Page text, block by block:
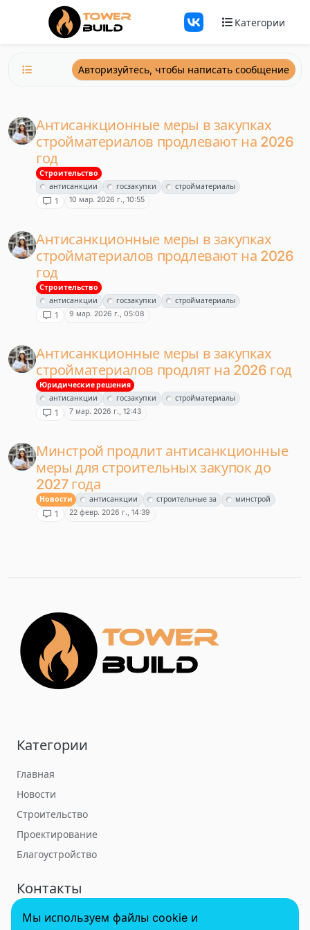
Перейти к содержанию
Категории
Авторизуйтесь, чтобы написать сообщение
Антисанкционные меры в закупках
стройматериалов продлевают на 2026
год
Строительство
антисанкции
госзакупки стройматериалы
1 10 мар. 2026 г., 10:55
Антисанкционные меры в закупках
стройматериалов продлевают на 2026
год
Строительство
антисанкции
госзакупки стройматериалы
1 9 мар. 2026 г., 05:08
Антисанкционные меры в закупках
стройматериалов продлят на 2026 год
Юридические решения
антисанкции
госзакупки стройматериалы
1 7 мар. 2026 г., 12:43
Минстрой продлит антисанкционные
меры для строительных закупок до
2027 года
Новости антисанкции строительные за минстрой
1 22 февр. 2026 г., 14:39
Категории
Главная
Новости
Строительство
Проектирование
Благоустройство
Контакты
towerbuildforum@yandex.ru
Мы используем файлы cookie и